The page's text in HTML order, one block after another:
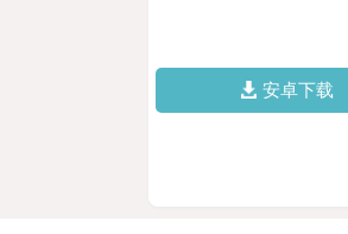
安卓下载